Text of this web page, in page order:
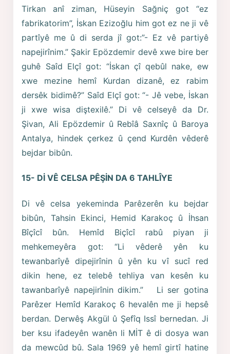
Tirkan anî ziman, Hüseyin Sağniç got “ez
fabrikatorim”, İskan Ezizoğlu him got ez ne ji vê
partîyê me û di serda jî got:”- Ez vê partiyê
napejirînim.” Şakir Epözdemir devê xwe bire ber
guhê Saîd Elçî got: “İskan çî qebûl nake, ew
xwe mezine hemî Kurdan dizanê, ez rabim
dersêk bidimê?” Saîd Elçî got: “- Jê vebe, İskan
ji xwe wisa diştexilê.” Di vê celseyê da Dr.
Şivan, Ali Epözdemir û Rebîâ Saxnîç û Baroya
Antalya, hindek çerkez û çend Kurdên vêderê
bejdar bibûn.
15- Dİ VÊ CELSA PÊŞİN DA 6 TAHLÎYE
Di vê celsa yekeminda Parêzerên ku bejdar
bibûn, Tahsin Ekinci, Hemid Karakoç û İhsan
Bîçîcî bûn. Hemîd Biçîcî rabû piyan ji
mehkemeyêra got: “Li vêderê yên ku
tewanbarîyê dipejirînin û yên ku vî sucî red
dikin hene, ez telebê tehliya van kesên ku
tawanbarîyê napejirînin dikim.” Li ser gotina
Parêzer Hemîd Karakoç 6 hevalên me ji hepsê
berdan. Derwêş Akgül û Şefîq Issî bernedan. Ji
ber ksu ifadeyên wanên li MİT ê di dosya wan
da mewcûd bû. Sala 1969 yê hemî girtî hatine